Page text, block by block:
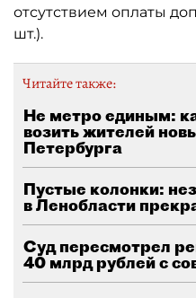
отсутствием оплаты
шт.).
Читайте также:
Не метро единым:
возить жителей
Петербурга
Пустые колонки:
в Ленобласти
Суд пересмотрел
40 млрд рублей с